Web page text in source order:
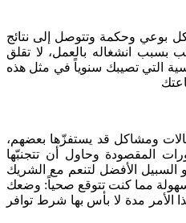
بوعي وحكمة وتتوصل إلى نتائج
بسبب انشغاله بالعمل، لا تقلق
التي تصيبك سنوياً في مثل هذه
ومشاكل قد يستفزّها بعضهم،
المقصودة وحاول أن تتجنبّها
السبيل الأفضل لتنعم مع الشريك
سهولة مما كنت تتوقع صحياً: وضعك
الأمر مدة لا بأس بها شرط توافر